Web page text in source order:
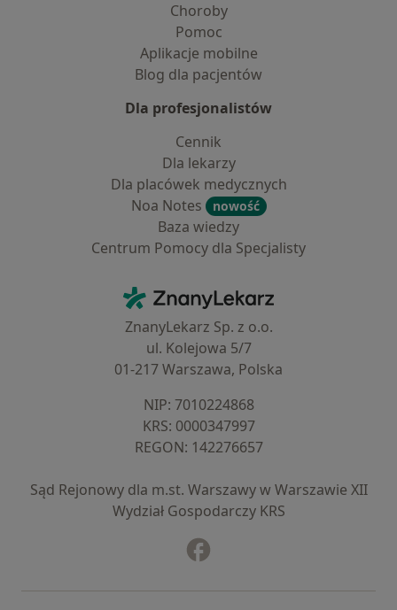
Choroby
Pomoc
Aplikacje mobilne
Blog dla pacjentów
Dla profesjonalistów
Cennik
Dla lekarzy
Dla placówek medycznych
Noa Notes
nowość
Baza wiedzy
Centrum Pomocy dla Specjalisty
ZnanyLekarz - Strona główna
ZnanyLekarz Sp. z o.o.
ul. Kolejowa 5/7
01-217 Warszawa, Polska
NIP: ⁠7010224868
KRS: ⁠0000347997
REGON: ⁠142276657
Sąd Rejonowy dla m.st. Warszawy w Warszawie XII
Wydział Gospodarczy KRS